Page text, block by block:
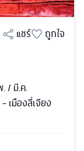
แชร์
ถูกใจ
/ มี.ค.
เมืองลี่เจียง